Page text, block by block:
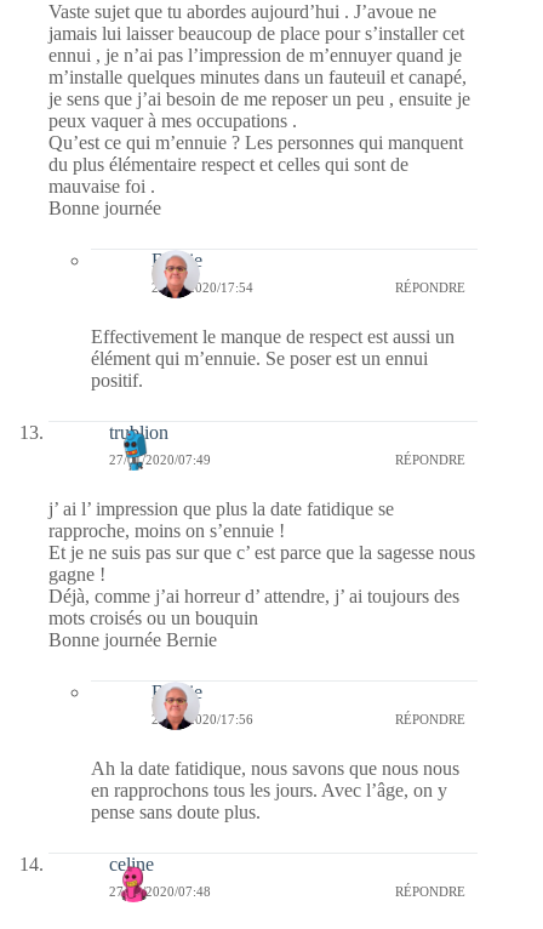
Vaste sujet que tu abordes aujourd’hui . J’avoue ne
jamais lui laisser beaucoup de place pour s’installer cet
ennui , je n’ai pas l’impression de m’ennuyer quand je
m’installe quelques minutes dans un fauteuil et canapé,
je sens que j’ai besoin de me reposer un peu , ensuite je
peux vaquer à mes occupations .
Qu’est ce qui m’ennuie ? Les personnes qui manquent
du plus élémentaire respect et celles qui sont de
mauvaise foi .
Bonne journée
Bernie
27/01/2020/17:54 RÉPONDRE
Effectivement le manque de respect est aussi un
élément qui m’ennuie. Se poser est un ennui
positif.
trublion
27/01/2020/07:49 RÉPONDRE
j’ ai l’ impression que plus la date fatidique se
rapproche, moins on s’ennuie !
Et je ne suis pas sur que c’ est parce que la sagesse nous
gagne !
Déjà, comme j’ai horreur d’ attendre, j’ ai toujours des
mots croisés ou un bouquin
Bonne journée Bernie
Bernie
27/01/2020/17:56 RÉPONDRE
Ah la date fatidique, nous savons que nous nous
en rapprochons tous les jours. Avec l’âge, on y
pense sans doute plus.
celine
27/01/2020/07:48 RÉPONDRE